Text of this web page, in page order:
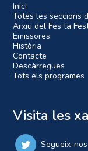
Inici
Totes les seccions
Arxiu del Fes ta
Emissores
Història
Contacte
Descàrregues
Tots els programes
Visita les
Segueix-